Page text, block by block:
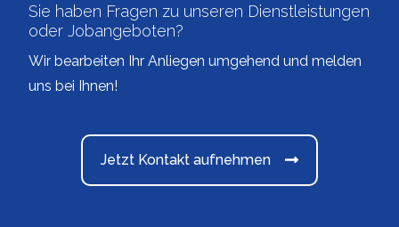
Sie haben Fragen zu unseren Dienstleistungen
oder Jobangeboten?
Wir bearbeiten Ihr Anliegen umgehend und melden
uns bei Ihnen!
Jetzt Kontakt aufnehmen